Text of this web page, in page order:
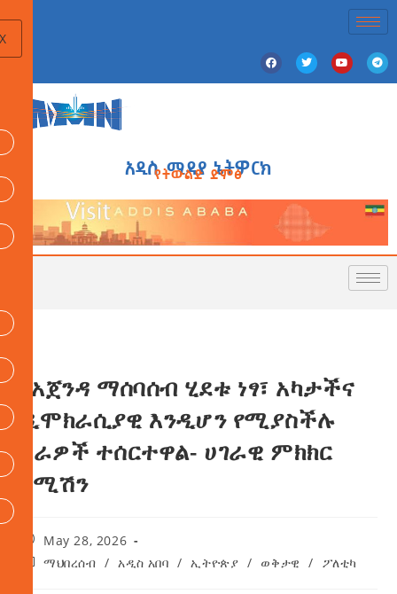
አዲስ ሚዲያ ኔትዎርክ
የትውልድ ድምፅ
የአጀንዳ ማሰባሰብ ሂደቱ ነፃ፣ አካታችና
ዲሞክራሲያዊ እንዲሆን የሚያስችሉ
ስራዎች ተሰርተዋል- ሀገራዊ ምክክር
ኮሚሽን
May 28, 2026
ማህበረሰብ / አዲስ አበባ / ኢትዮጵያ / ወቅታዊ / ፖለቲካ